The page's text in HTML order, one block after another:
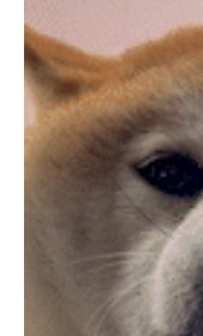
いぬ部をフ